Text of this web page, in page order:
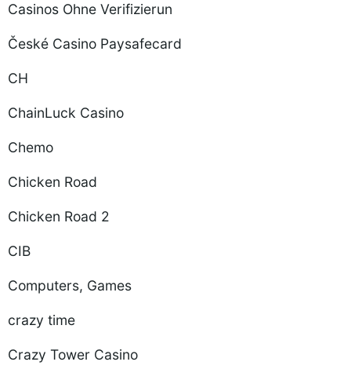
Casinos Ohne Verifizierun
České Casino Paysafecard
CH
ChainLuck Casino
Chemo
Chicken Road
Chicken Road 2
CIB
Computers, Games
crazy time
Crazy Tower Сasino